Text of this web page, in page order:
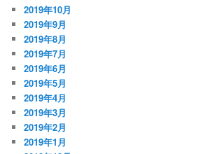
2019年10月
2019年9月
2019年8月
2019年7月
2019年6月
2019年5月
2019年4月
2019年3月
2019年2月
2019年1月